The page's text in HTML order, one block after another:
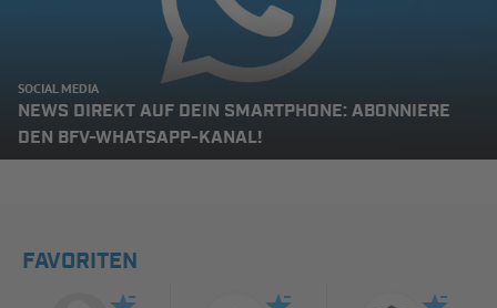
SOCIAL MEDIA
NEWS DIREKT AUF DEIN SMARTPHONE: ABONNIERE
DEN BFV-WHATSAPP-KANAL!
FAVORITEN